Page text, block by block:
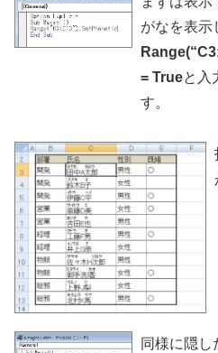
がなを表示
= Trueと入
す。
同様に隠し